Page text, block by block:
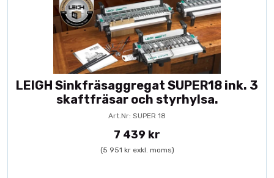
LEIGH Sinkfräsaggregat SUPER18 ink. 3
skaftfräsar och styrhylsa.
Art.Nr: SUPER 18
7 439 kr
(5 951 kr exkl. moms)